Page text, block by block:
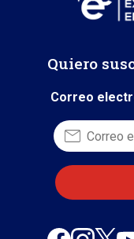
Quiero
Correo